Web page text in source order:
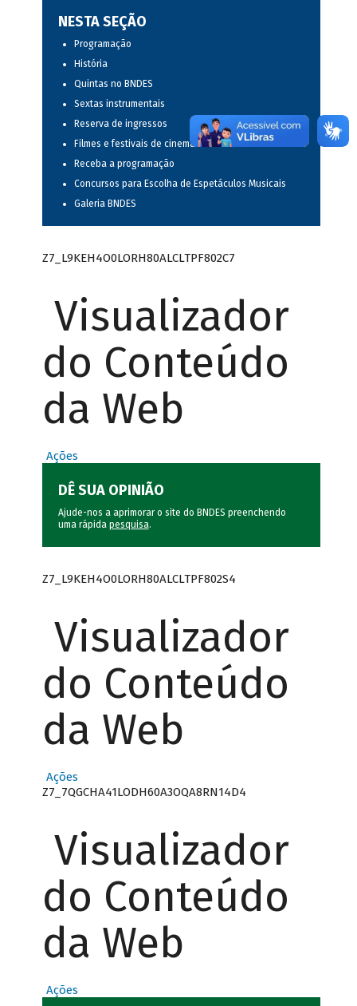
NESTA SEÇÃO
Programação
História
Quintas no BNDES
Sextas instrumentais
Reserva de ingressos
Filmes e festivais de cinema
Receba a programação
Concursos para Escolha de Espetáculos Musicais
Galeria BNDES
Z7_L9KEH4O0LORH80ALCLTPF802C7
Visualizador
do Conteúdo
da Web
Ações
DÊ SUA OPINIÃO
Ajude-nos a aprimorar o site do BNDES preenchendo
uma rápida pesquisa.
Z7_L9KEH4O0LORH80ALCLTPF802S4
Visualizador
do Conteúdo
da Web
Ações
Z7_7QGCHA41LODH60A3OQA8RN14D4
Visualizador
do Conteúdo
da Web
Ações